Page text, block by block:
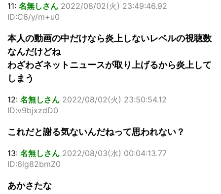
11: 名無しさん 2022/08/02(火) 23:49:46.92
ID:C6/y/m+u0
本人の動画の中だけなら炎上しないレベルの視聴数
なんだけどね
わざわざネットニュースが取り上げるから炎上して
しまう
12: 名無しさん 2022/08/02(火) 23:50:54.12
ID:v9bjxzdD0
これだと謝る気ないんだねって思われない？
13: 名無しさん 2022/08/03(水) 00:04:13.77
ID:6lg82bmZ0
あかさたな